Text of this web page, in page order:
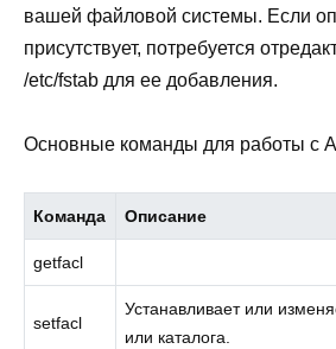
вашей файловой системы. Если
присутствует, потребуется
/etc/fstab для ее добавления.
Основные команды для работы с
Команда Описание
getfacl
setfacl
Устанавливает или
или каталога.